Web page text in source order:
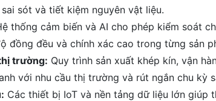
sót và tiết kiệm nguyên vật liệu.
thống cảm biến và AI cho phép kiểm soát
đồng đều và chính xác cao trong từng sản
trường: Quy trình sản xuất khép kín, vận
với nhu cầu thị trường và rút ngắn chu kỳ
Các thiết bị IoT và nền tảng dữ liệu lớn giúp